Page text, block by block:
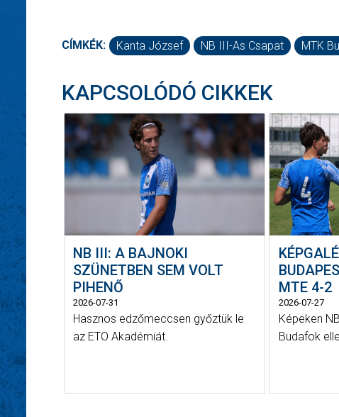
CÍMKÉK: Kanta József NB III-As Csapat MTK
KAPCSOLÓDÓ CIKKEK
NB III: A BAJNOKI
SZÜNETBEN SEM VOLT
PIHENŐ
2026-07-31
Hasznos edzőmeccsen győztük le
az ETO Akadémiát.
MTE 4-2
2026-07-27
Képeken
Budafok